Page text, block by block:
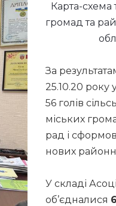
Карта-схема
громад та
За
25.10.20 року
56 голів
міських
рад і
нових
У складі
об’єдналися